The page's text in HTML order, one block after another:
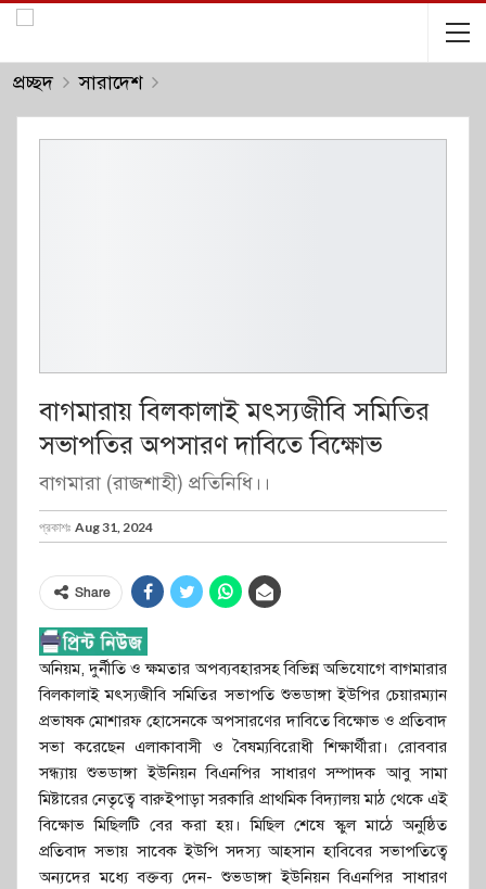
প্রচ্ছদ সারাদেশ
বাগমারায় বিলকালাই মৎস্যজীবি সমিতির
সভাপতির অপসারণ দাবিতে বিক্ষোভ
বাগমারা (রাজশাহী) প্রতিনিধি।।
প্রকাশঃ Aug 31, 2024
Share
অনিয়ম, দুর্নীতি ও ক্ষমতার অপব্যবহারসহ বিভিন্ন অভিযোগে বাগমারার
বিলকালাই মৎস্যজীবি সমিতির সভাপতি শুভডাঙ্গা ইউপির চেয়ারম্যান
প্রভাষক মোশারফ হোসেনকে অপসারণের দাবিতে বিক্ষোভ ও প্রতিবাদ
সভা করেছেন এলাকাবাসী ও বৈষম্যবিরোধী শিক্ষার্থীরা। রোববার
সন্ধ্যায় শুভডাঙ্গা ইউনিয়ন বিএনপির সাধারণ সম্পাদক আবু সামা
মিষ্টারের নেতৃত্বে বারুইপাড়া সরকারি প্রাথমিক বিদ্যালয় মাঠ থেকে এই
বিক্ষোভ মিছিলটি বের করা হয়। মিছিল শেষে স্কুল মাঠে অনুষ্ঠিত
প্রতিবাদ সভায় সাবেক ইউপি সদস্য আহসান হাবিবের সভাপতিত্বে
অন্যদের মধ্যে বক্তব্য দেন- শুভডাঙ্গা ইউনিয়ন বিএনপির সাধারণ